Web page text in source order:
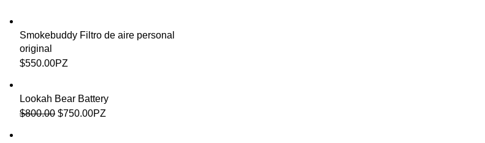
Smokebuddy Filtro de aire personal
original
$550.00PZ
Lookah Bear Battery
$800.00 $750.00PZ